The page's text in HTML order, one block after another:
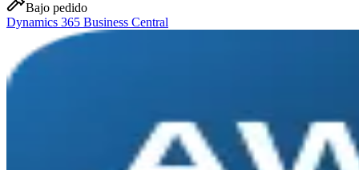
Bajo pedido
Dynamics 365 Business Central